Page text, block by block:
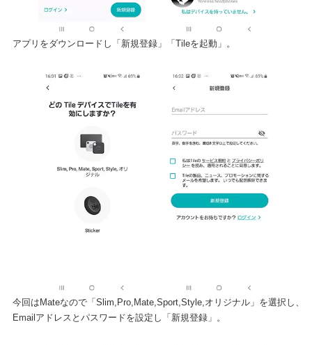
アプリをダウンロードし「新規登録」「Tileを起動」。
今回はMateなので「Slim,Pro,Mate,Sport,Style,オリジナル」を選択し、
Emailアドレスとパスワードを設定し「新規登録」。